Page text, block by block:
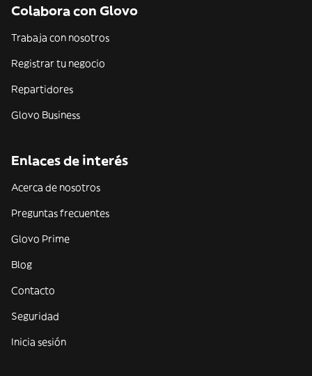
Colabora con Glovo
Trabaja con nosotros
Registrar tu negocio
Repartidores
Glovo Business
Enlaces de interés
Acerca de nosotros
Preguntas frecuentes
Glovo Prime
Blog
Contacto
Seguridad
Inicia sesión